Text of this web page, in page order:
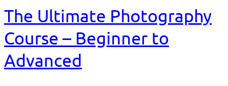
The Ultimate Photography
Course – Beginner to
Advanced